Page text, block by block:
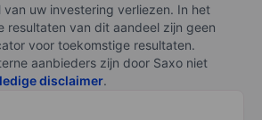
uw investering verliezen. In het
resultaten van dit aandeel zijn geen
voor toekomstige resultaten.
aanbieders zijn door Saxo niet
disclaimer.